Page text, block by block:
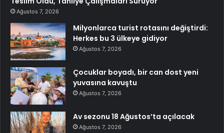
Ağustos 7, 2026
Milyonlarca turist rotasını değiştirdi:
Herkes bu 3 ülkeye gidiyor
Ağustos 7, 2026
Çocuklar boyadı, bir can dost yeni
yuvasına kavuştu
Ağustos 7, 2026
Av sezonu 18 Ağustos’ta açılacak
Ağustos 7, 2026